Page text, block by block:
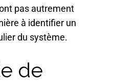
pas autrement
à identifier un
du système.
de